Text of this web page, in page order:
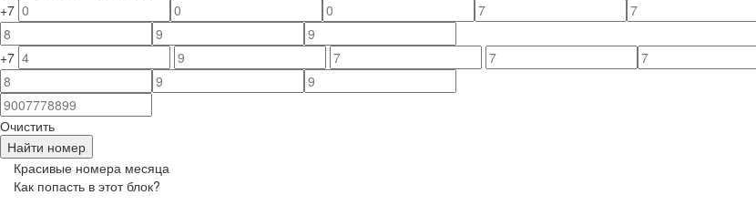
+7
+7
Очистить
Найти номер
Красивые номера месяца
Как попасть в этот блок?